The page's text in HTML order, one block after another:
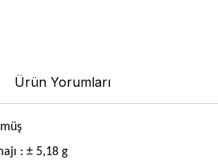
Ürün Yorumları
: ± 5,18 g